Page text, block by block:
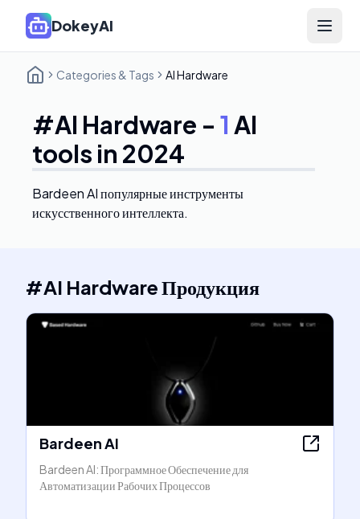
DokeyAI Open
Categories & Tags AI Hardware
#AI Hardware - 1 AI
tools in 2024
Bardeen AIпопулярные инструменты
искусственного интеллекта.
#AI HardwareПродукция
Bardeen AI
Bardeen AI: Программное Обеспечение для
Автоматизации Рабочих Процессов